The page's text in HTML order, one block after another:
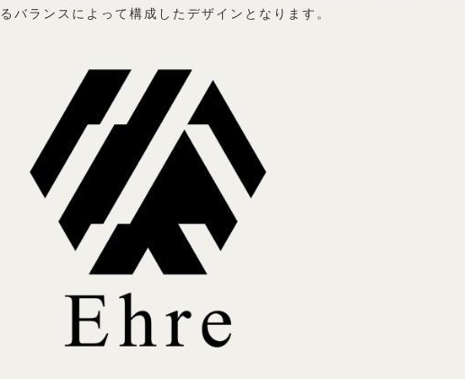
るバランスによって構成したデザインとなります。